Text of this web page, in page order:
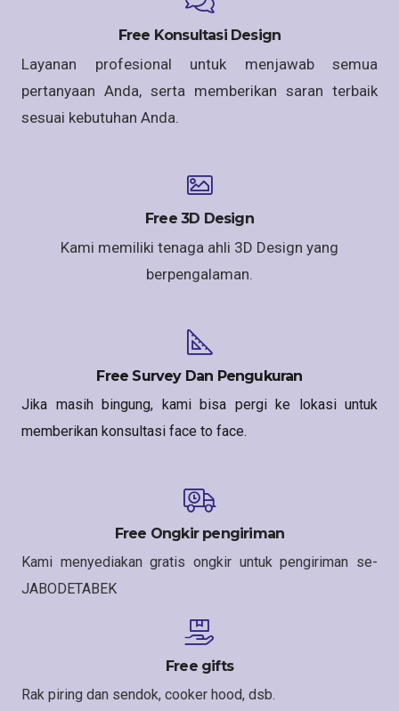
Free Konsultasi Design
Layanan profesional untuk menjawab semua
pertanyaan Anda, serta memberikan saran terbaik
sesuai kebutuhan Anda.
Free 3D Design
Kami memiliki tenaga ahli 3D Design yang
berpengalaman.
Free Survey Dan Pengukuran
Jika masih bingung, kami bisa pergi ke lokasi untuk
memberikan konsultasi face to face.
Free Ongkir pengiriman
Kami menyediakan gratis ongkir untuk pengiriman se-
JABODETABEK
Free gifts
Rak piring dan sendok, cooker hood, dsb.